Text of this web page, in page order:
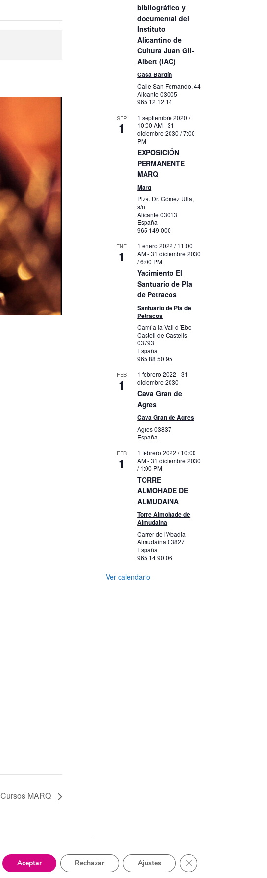
Cursos MARQ
bibliográfico y
documental del
Instituto
Alicantino de
Cultura Juan Gil-
Albert (IAC)
Casa Bardín
Calle San Fernando, 44
Alicante03005
965 12 12 14
SEP
1
1 septiembre 2020 /
10:00 AM-31
diciembre 2030 / 7:00
PM
EXPOSICIÓN
PERMANENTE
MARQ
Marq
Plza. Dr. Gómez Ulla,
s/n
Alicante03013
España
965 149 000
ENE
1
1 enero 2022 / 11:00
AM-31 diciembre 2030
/ 6:00 PM
Yacimiento El
Santuario de Pla
de Petracos
Santuario de Pla de
Petracos
Camí a la Vall d´Ebo
Castell de Castells
03793
España
965 88 50 95
FEB
1
1 febrero 2022 -31
diciembre 2030
Cava Gran de
Agres
Cava Gran de Agres
Agres03837
España
FEB
1
1 febrero 2022 / 10:00
AM-31 diciembre 2030
/ 1:00 PM
TORRE
ALMOHADE DE
ALMUDAINA
Torre Almohade de
Almudaina
Carrer de l'Abadia
Almudaina03827
España
965 14 90 06
Ver calendario
Aceptar Rechazar Ajustes Cerrar el banner de